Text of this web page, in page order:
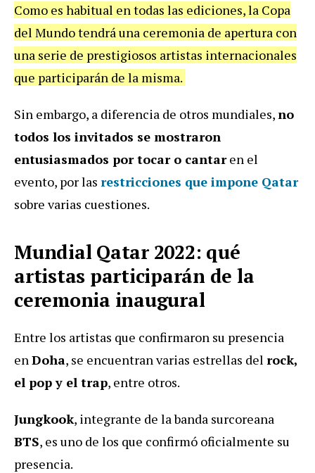
Como es habitual en todas las ediciones, la Copa
del Mundo tendrá una ceremonia de apertura con
una serie de prestigiosos artistas internacionales
que participarán de la misma.
Sin embargo, a diferencia de otros mundiales,no
todos los invitados se mostraron
entusiasmados por tocar o cantaren el
evento, por las restricciones que impone Qatar
sobre varias cuestiones.
Mundial Qatar 2022: qué
artistas participarán de la
ceremonia inaugural
Entre los artistas que confirmaron su presencia
enDoha, se encuentran varias estrellas del rock,
el pop y el trap, entre otros.
Jungkook, integrante de la banda surcoreana
BTS, es uno de los que confirmó oficialmente su
presencia.